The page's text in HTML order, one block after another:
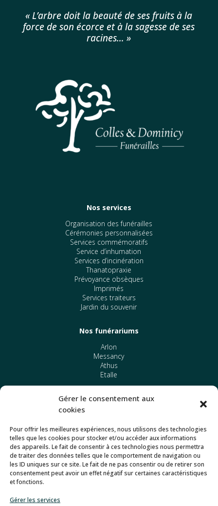
Gérer le consentement aux
cookies
Pour offrir les meilleures expériences, nous utilisons des technologies
telles que les cookies pour stocker et/ou accéder aux informations
des appareils. Le fait de consentir à ces technologies nous permettra
de traiter des données telles que le comportement de navigation ou
les ID uniques sur ce site. Le fait de ne pas consentir ou de retirer son
consentement peut avoir un effet négatif sur certaines caractéristiques
et fonctions.
Gérer les services
« L’arbre doit la beauté de ses fruits à la
force de son écorce et à la sagesse de ses
racines… »
Nos services
Organisation des funérailles
Cérémonies personnalisées
Services commémoratifs
Service d’inhumation
Services d’incinération
Thanatopraxie
Prévoyance obsèques
Imprimés
Services traiteurs
Jardin du souvenir
Nos funérariums
Arlon
Messancy
Athus
Etalle
Autres
Politique de confidentialité
Commander des fleurs
Contacts